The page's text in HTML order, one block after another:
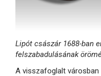
Lipót császár 1688-ban
felszabadulásának
A visszafoglalt városban